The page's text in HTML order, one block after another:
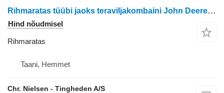
Rihmaratas tüübi jaoks teraviljakombaini John Deere 9780i
Hind nõudmisel
Rihmaratas
Taani, Hemmet
Chr. Nielsen - Tingheden A/S